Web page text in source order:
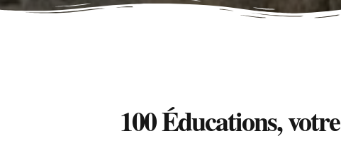
100 Éducations, votre